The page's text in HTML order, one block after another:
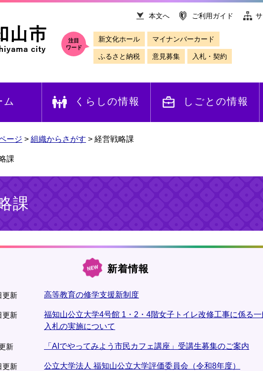
本文へ ご利用ガイド
注目
ワード
新文化ホール マイナンバーカード
ふるさと納税 意見募集 入札・契約
ム くらしの情報 しごとの情報
ージ > 組織からさがす > 経営戦略課
課
課
新着情報
更新 高等教育の修学支援新制度
更新
福知山公立大学4号館 1・2・4階女子トイレ改修工事に係る
入札の実施について
新 「AIでやってみよう市民カフェ講座」受講生募集のご案内
更新 公立大学法人 福知山公立大学評価委員会（令和8年度）